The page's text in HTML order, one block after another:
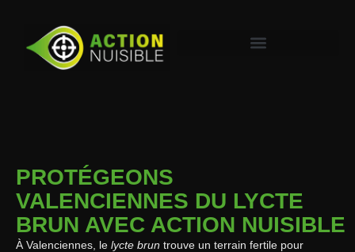
PROTÉGEONS
VALENCIENNES DU LYCTE
BRUN AVEC ACTION NUISIBLE
À Valenciennes, le lycte brun trouve un terrain fertile pour